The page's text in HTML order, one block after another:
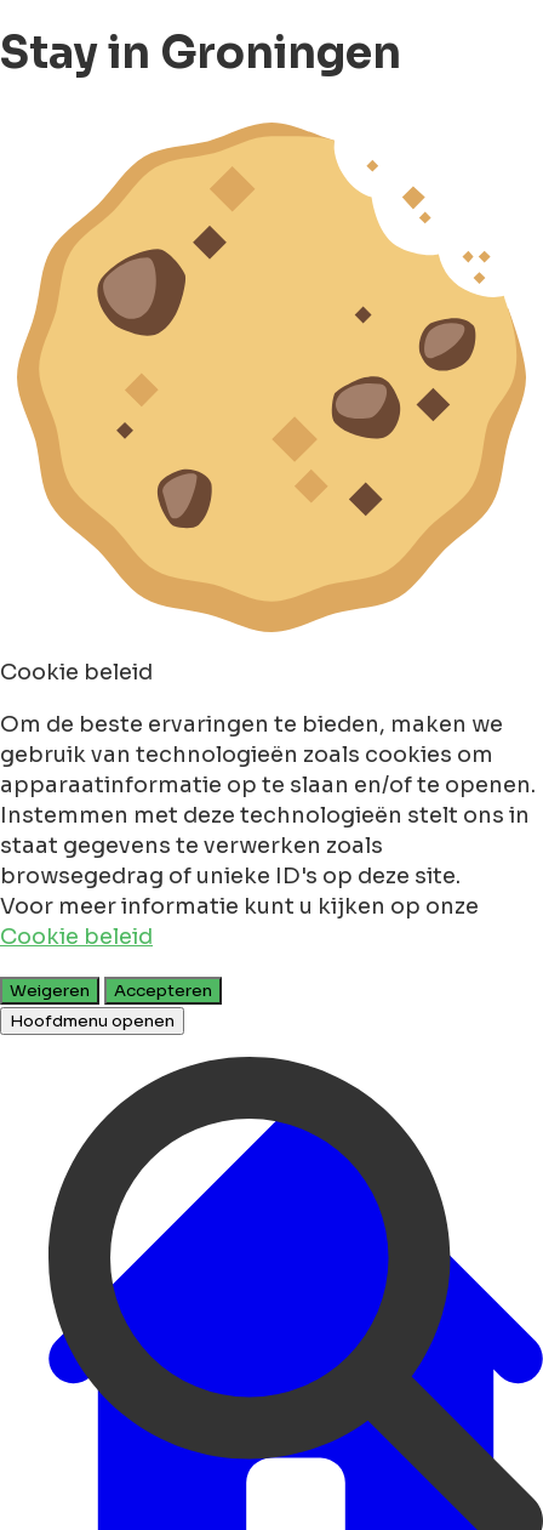
Stay in Groningen
Cookie beleid
Om de beste ervaringen te bieden, maken we
gebruik van technologieën zoals cookies om
apparaatinformatie op te slaan en/of te openen.
Instemmen met deze technologieën stelt ons in
staat gegevens te verwerken zoals
browsegedrag of unieke ID's op deze site.
Voor meer informatie kunt u kijken op onze
Cookie beleid
Weigeren
Accepteren
Hoofdmenu openen